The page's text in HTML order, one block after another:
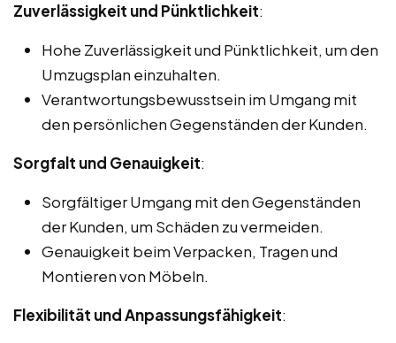
Zuverlässigkeit und Pünktlichkeit:
Hohe Zuverlässigkeit und Pünktlichkeit, um den
Umzugsplan einzuhalten.
Verantwortungsbewusstsein im Umgang mit
den persönlichen Gegenständen der Kunden.
Sorgfalt und Genauigkeit:
Sorgfältiger Umgang mit den Gegenständen
der Kunden, um Schäden zu vermeiden.
Genauigkeit beim Verpacken, Tragen und
Montieren von Möbeln.
Flexibilität und Anpassungsfähigkeit: